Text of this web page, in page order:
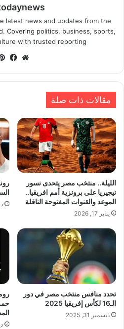
latest news and updates from the
Covering politics, business, sports,
with trusted reporting.
موقع
مقالات ذات صلة
الليلة.. منتخب مصر يتحدى نسور
نيجيريا على برونزية أمم افريقيا..
الموعد والقنوات المفتوحة الناقلة
يناير 17, 2026
تحدد منافس منتخب مصر في دور
الـ16 لكأس إفريقيا 2025
ديسمبر 31, 2025